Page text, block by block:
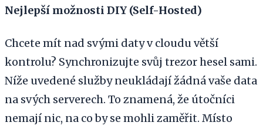
Nejlepší možnosti DIY (Self-Hosted)
Chcete mít nad svými daty v cloudu větší
kontrolu? Synchronizujte svůj trezor hesel sami.
Níže uvedené služby neukládají žádná vaše data
na svých serverech. To znamená, že útočníci
nemají nic, na co by se mohli zaměřit. Místo